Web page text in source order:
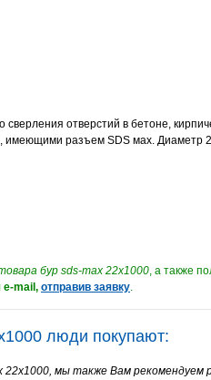
сверления отверстий в бетоне,
имеющими разъем SDS мах. Диаметр
бур sds-max 22х1000, а также
e-mail, отправив заявку.
люди покупают:
22х1000, мы также Вам рекомендуем